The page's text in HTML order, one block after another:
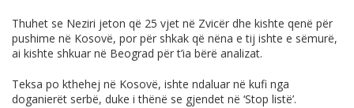
Thuhet se Neziri jeton që 25 vjet në Zvicër dhe kishte qenë për
pushime në Kosovë, por për shkak që nëna e tij ishte e sëmurë,
ai kishte shkuar në Beograd për t’ia bërë analizat.
Teksa po kthehej në Kosovë, ishte ndaluar në kufi nga
doganierët serbë, duke i thënë se gjendet në ‘Stop listë’.